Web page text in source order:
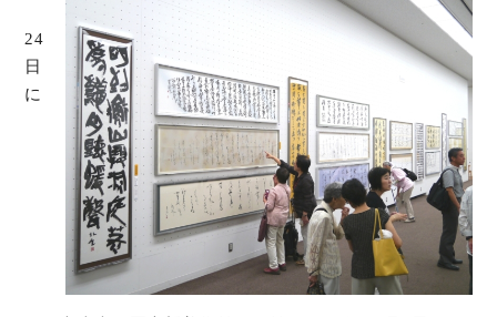
24
日
に
オンラインショップ
お問い合わせ